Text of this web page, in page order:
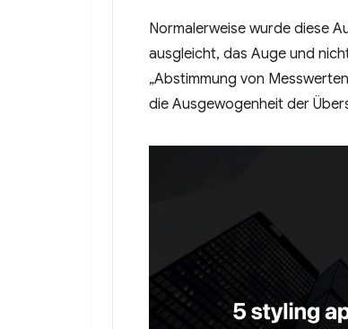
Normalerweise wurde diese
ausgleicht, das Auge und
„Abstimmung von
die Ausgewogenheit der